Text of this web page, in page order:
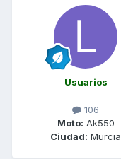
Usuarios
106
Moto: Ak550
Ciudad: Murcia